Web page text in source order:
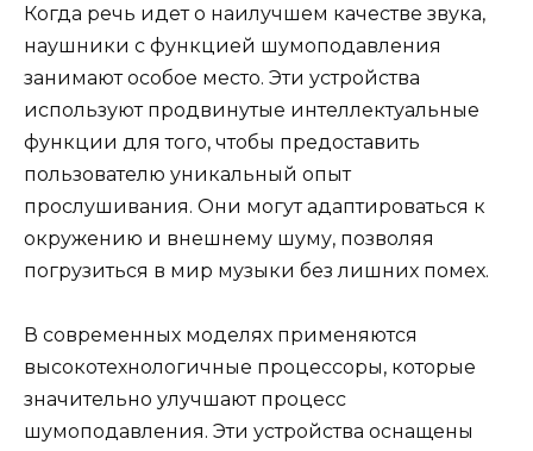
Когда речь идет о наилучшем качестве звука,
наушники с функцией шумоподавления
занимают особое место. Эти устройства
используют продвинутые интеллектуальные
функции для того, чтобы предоставить
пользователю уникальный опыт
прослушивания. Они могут адаптироваться к
окружению и внешнему шуму, позволяя
погрузиться в мир музыки без лишних помех.
В современных моделях применяются
высокотехнологичные процессоры, которые
значительно улучшают процесс
шумоподавления. Эти устройства оснащены